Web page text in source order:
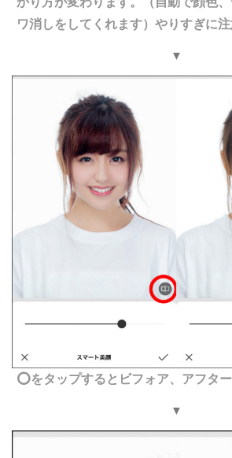
ワ消しをしてくれます）やりすぎに
▼
⭕️をタップするとビフォア、アフター
▼